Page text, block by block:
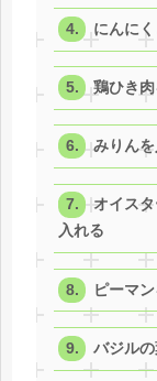
にんに
鶏ひき
みりん
オイス
入れる
ピーマ
バジル